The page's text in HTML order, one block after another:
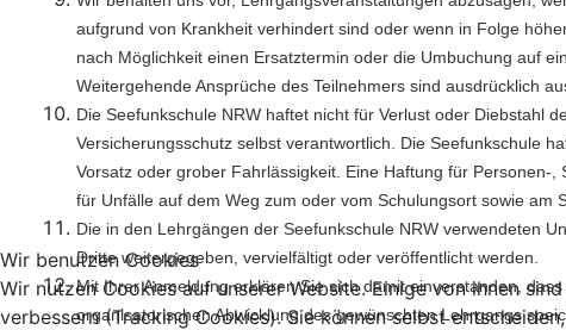
aufgrund von Krankheit verhindert sind oder wenn in Folge
nach Möglichkeit einen Ersatztermin oder die Umbuchung auf
Weitergehende Ansprüche des Teilnehmers sind ausdrücklich
Die Seefunkschule NRW haftet nicht für Verlust oder Diebstahl
Versicherungsschutz selbst verantwortlich. Die Seefunkschule
Vorsatz oder grober Fahrlässigkeit. Eine Haftung für Personen-
für Unfälle auf dem Weg zum oder vom Schulungsort sowie am
Die in den Lehrgängen der Seefunkschule NRW verwendeten
Dritte weitergegeben, vervielfältigt oder veröffentlicht werden.
Mit Ihrer Anmeldung erklären Sie sich damit einverstanden,
organisatorischen Abwicklung des gewünschten Lehrgangs
Wir benutzen Cookies
Wir nutzen Cookies auf unserer Website. Einige von ihnen
verbessern (Tracking Cookies). Sie können selbst